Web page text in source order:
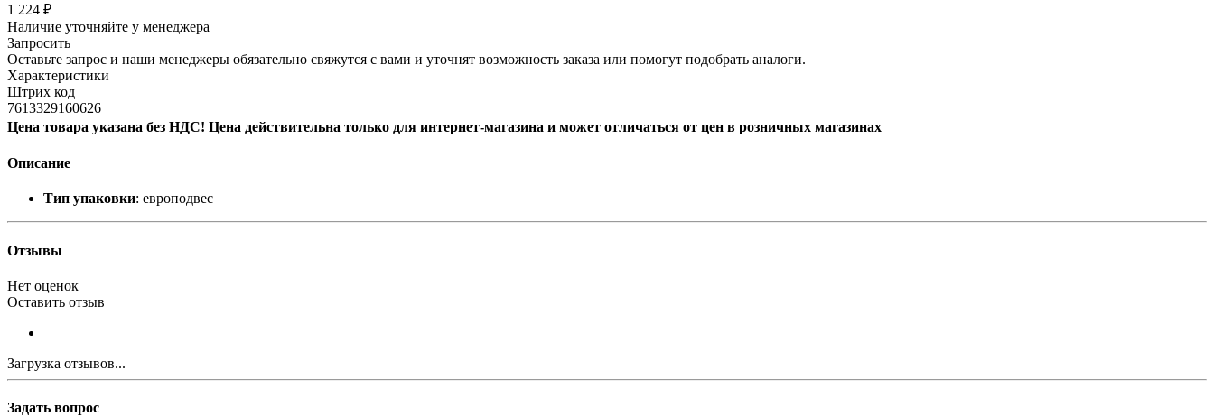
1 224 ₽
Наличие уточняйте у менеджера
Запросить
Оставьте запрос и наши менеджеры обязательно свяжутся с вами и уточнят возможность заказа или помогут подобрать аналоги.
Характеристики
Штрих код
7613329160626
Цена товара указана без НДС! Цена действительна только для интернет-магазина и может отличаться от цен в розничных магазинах
Описание
Тип упаковки: европодвес
Отзывы
Нет оценок
Оставить отзыв
Загрузка отзывов...
Задать вопрос